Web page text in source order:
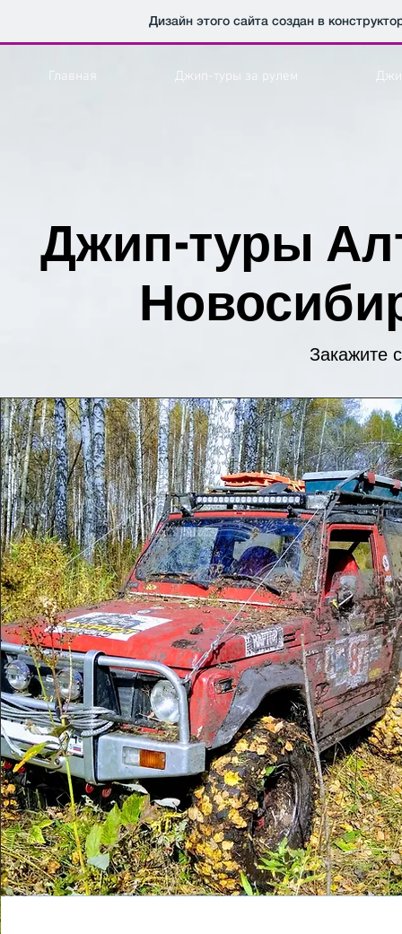
Дизайн этого сайта создан в
Главная Джип-туры за рулем
Джип-туры
Закажите